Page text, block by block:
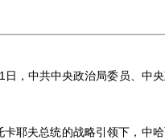
，中共中央政治局委员、中
耶夫总统的战略引领下，中